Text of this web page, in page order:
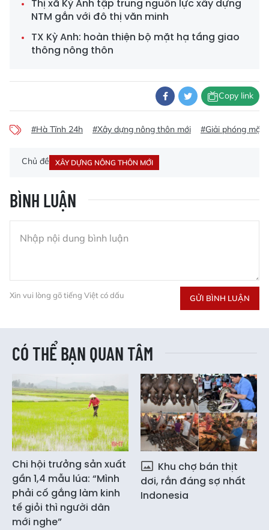
Thị xã Kỳ Anh tập trung nguồn lực xây dựng
NTM gắn với đô thị văn minh
TX Kỳ Anh: hoàn thiện bộ mặt hạ tầng giao
thông nông thôn
Copy link
#Hà Tĩnh 24h #Xây dựng nông thôn mới #Giải phóng mặt
Chủ đề XÂY DỰNG NÔNG THÔN MỚI
BÌNH LUẬN
Xin vui lòng gõ tiếng Việt có dấu GỬI BÌNH LUẬN
CÓ THỂ BẠN QUAN TÂM
Chi hội trưởng sản xuất
gần 1,4 mẫu lúa: “Mình
phải cố gắng làm kinh
tế giỏi thì người dân
mới nghe”
Khu chợ bán thịt
dơi, rắn đáng sợ nhất
Indonesia